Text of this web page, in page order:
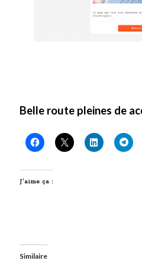
Belle route pleines de
J’aime ça :
Similaire